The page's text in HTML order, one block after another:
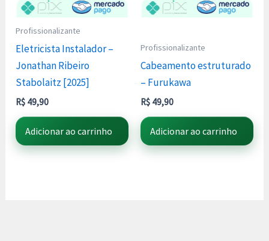
Profissionalizante
Eletricista Instalador –
Jonathan Ribeiro
Stabolaitz [2025]
R$ 49,90
Adicionar ao carrinho
Profissionalizante
Cabeamento estruturado
– Furukawa
R$ 49,90
Adicionar ao carrinho